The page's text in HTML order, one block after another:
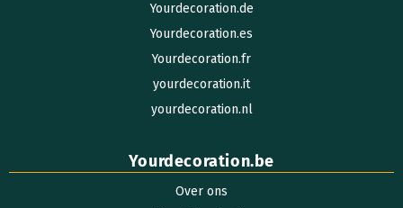
Yourdecoration.de
Yourdecoration.es
Yourdecoration.fr
yourdecoration.it
yourdecoration.nl
Yourdecoration.be
Over ons